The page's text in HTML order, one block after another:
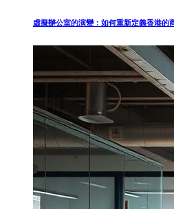
虛擬辦公室的演變：如何重新定義香港的